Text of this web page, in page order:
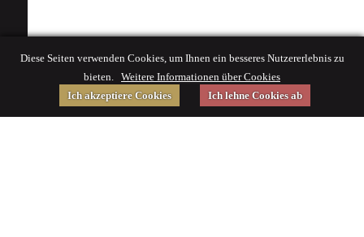
Diese Seiten verwenden Cookies, um Ihnen ein besseres Nutzererlebnis zu
bieten. Weitere Informationen über Cookies
Ich akzeptiere Cookies
Ich lehne Cookies ab